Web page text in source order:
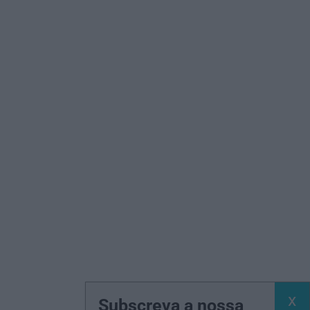
Subscreva a nossa